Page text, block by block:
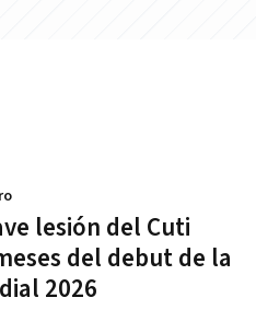
lesión del Cuti
del debut de la
2026